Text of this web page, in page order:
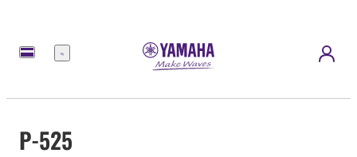
Menu
P-525